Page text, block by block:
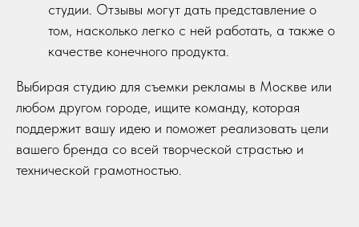
студии. Отзывы могут дать представление о
том, насколько легко с ней работать, а также о
качестве конечного продукта.
Выбирая студию для съемки рекламы в Москве или
любом другом городе, ищите команду, которая
поддержит вашу идею и поможет реализовать цели
вашего бренда со всей творческой страстью и
технической грамотностью.